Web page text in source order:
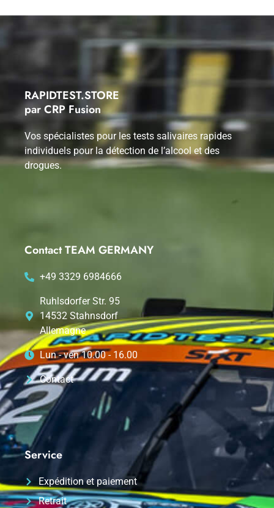
RAPIDTEST.STORE
par CRP Fusion
Vos spécialistes pour les tests salivaires rapides
individuels pour la détection de l’alcool et des
drogues.
Contact TEAM GERMANY
+49 3329 6984666
Ruhlsdorfer Str. 95
14532 Stahnsdorf
Allemagne
Lun - ven 10.00 - 16.00
Contact
Service
Expédition et paiement
Retrait